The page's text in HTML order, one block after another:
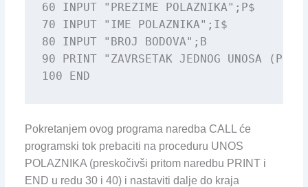
60 INPUT "PREZIME POLAZNIKA";P$
70 INPUT "IME POLAZNIKA";I$
80 INPUT "BROJ BODOVA";B
90 PRINT "ZAVRSETAK JEDNOG UNOSA
100 END
Pokretanjem ovog programa naredba CALL će
programski tok prebaciti na proceduru UNOS
POLAZNIKA (preskočivši pritom naredbu PRINT i
END u redu 30 i 40) i nastaviti dalje do kraja